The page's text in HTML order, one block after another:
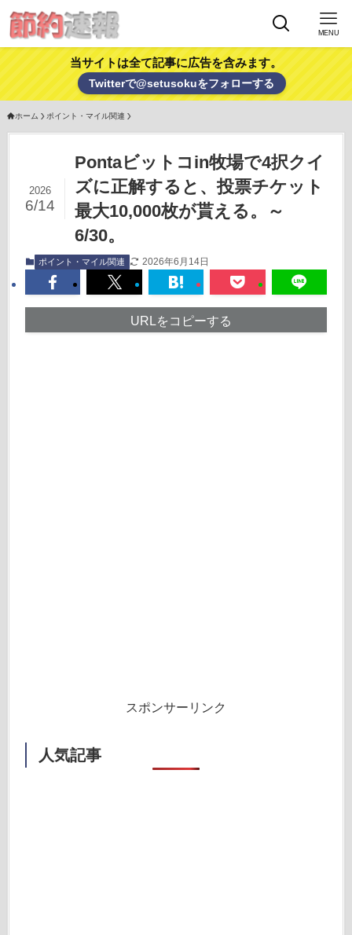
MENU
当サイトは全て記事に広告を含みます。
Twitterで@setusokuをフォローする
ホーム ポイント・マイル関連
Pontaビットコin牧場で4択クイ
ズに正解すると、投票チケット
最大10,000枚が貰える。～
6/30。
2026
6/14
ポイント・マイル関連 2026年6月14日
URLをコピーする
スポンサーリンク
人気記事